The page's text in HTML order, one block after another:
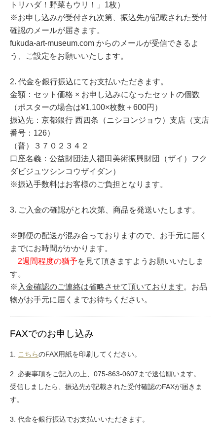
トリハダ！野菜もウリ！」1枚）
※お申し込みが受付され次第、振込先が記載された受付
確認のメールが届きます。
fukuda-art-museum.com からのメールが受信できるよ
う、ご設定をお願いいたします。
2. 代金を銀行振込にてお支払いただきます。
金額：セット価格 × お申し込みになったセットの個数
（ポスターの場合は¥1,100×枚数＋600円）
振込先：京都銀行 西四条（ニシヨンジョウ）支店（支店
番号：126）
（普）３７０２３４２
口座名義：公益財団法人福田美術振興財団（ザイ）フク
ダビジュツシンコウザイダン）
※振込手数料はお客様のご負担となります。
3. ご入金の確認がとれ次第、商品を発送いたします。
※郵便の配送が混み合っておりますので、お手元に届く
までにお時間がかかります。
2週間程度の猶予を見て頂きますようお願いいたしま
す。
※ 入金確認のご連絡は省略させて頂いております。お品
物がお手元に届くまでお待ちください。
FAXでのお申し込み
1. こちらのFAX用紙を印刷してください。
2. 必要事項をご記入の上、075-863-0607まで送信願います。
受信しましたら、振込先が記載された受付確認のFAXが届きま
す。
3. 代金を銀行振込でお支払いいただきます。